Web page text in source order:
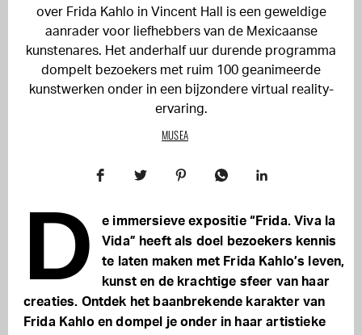
over Frida Kahlo in Vincent Hall is een geweldige
aanrader voor liefhebbers van de Mexicaanse
kunstenares. Het anderhalf uur durende programma
dompelt bezoekers met ruim 100 geanimeerde
kunstwerken onder in een bijzondere virtual reality-
ervaring.
MUSEA
D
e immersieve expositie “Frida. Viva la
Vida” heeft als doel bezoekers kennis
te laten maken met Frida Kahlo’s leven,
kunst en de krachtige sfeer van haar
creaties. Ontdek het baanbrekende karakter van
Frida Kahlo en dompel je onder in haar artistieke